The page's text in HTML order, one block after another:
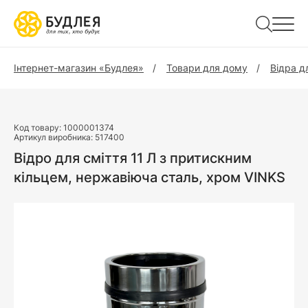
Інтернет-магазин «Будлея» Товари для дому Відра
Код товару: 1000001374
Артикул виробника: 517400
Відро для сміття 11 Л з притискним
кільцем, нержавіюча сталь, хром VINKS